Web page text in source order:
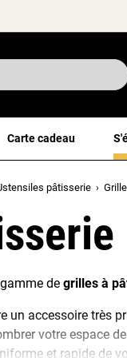
Carte cadeau
pâtisserie
de grilles à
un accessoire très
votre espace
et rapide de